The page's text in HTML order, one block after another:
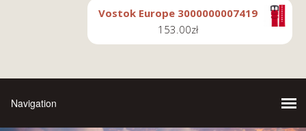
Vostok Europe 3000000007419
153.00zł